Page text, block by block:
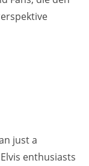
just a
enthusiasts